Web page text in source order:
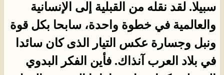
سبيلا. لقد نقله من القبلية إلى الإنسانية
والعالمية في خطوة واحدة، سابحا بكل قوة
ونبل وجسارة عكس التيار الذى كان سائدا
في بلاد العرب آنذاك. فأين الفكر البدوي